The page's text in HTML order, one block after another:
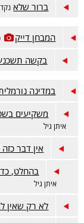
ברור שלא
המבחן דייק
בקשה תשכנע
במדינה
משקיעים
איתן גיל
אין דבר
בהחלט,
איתן גיל
לא רק שאין